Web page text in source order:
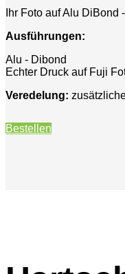
Ihr Foto auf Alu
Ausführungen:
Alu - Dibond
Echter Druck auf Fuji
Veredelung:
Bestellen